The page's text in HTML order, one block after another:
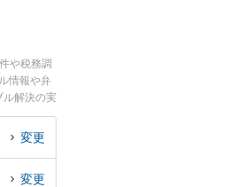
や税務調
情報や弁
ル解決の実
めです。
変更
変更